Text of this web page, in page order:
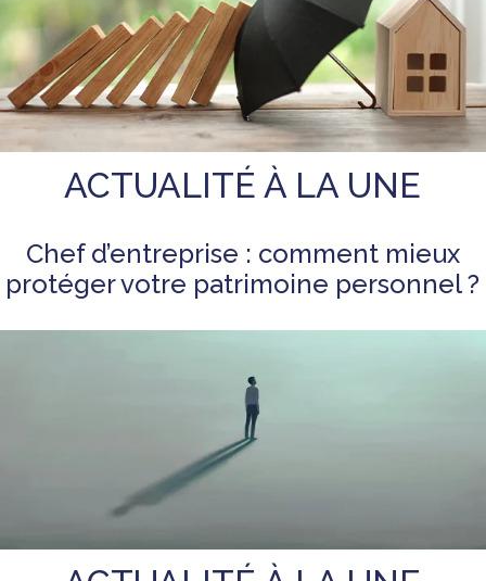
ACTUALITÉ À LA UNE
Chef d’entreprise : comment mieux
protéger votre patrimoine personnel ?